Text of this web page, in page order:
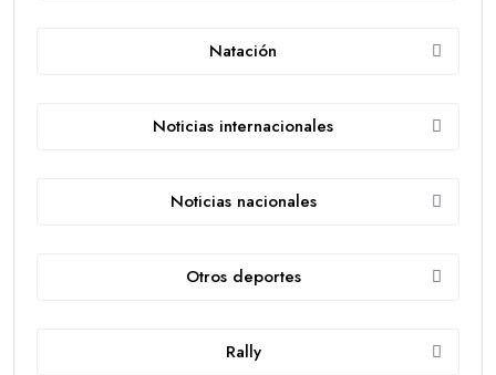
Natación
Noticias internacionales
Noticias nacionales
Otros deportes
Rally